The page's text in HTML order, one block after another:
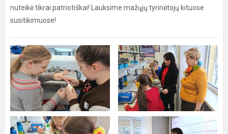
nuteikė tikrai patriotiškai! Lauksime mažųjų tyrinėtojų kituose
susitikimuose!